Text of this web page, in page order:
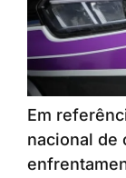
Em
nacional de